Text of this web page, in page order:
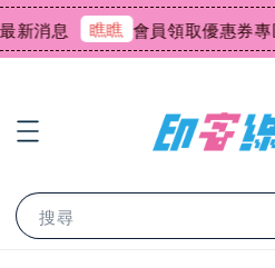
息 瞧瞧 會員領取優惠券專區
搜尋